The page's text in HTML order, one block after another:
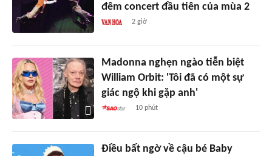
đêm concert đầu tiên của mùa 2
2 giờ
Madonna nghẹn ngào tiễn biệt
William Orbit: 'Tôi đã có một sự
giác ngộ khi gặp anh'
10 phút
Điều bất ngờ về cậu bé Baby